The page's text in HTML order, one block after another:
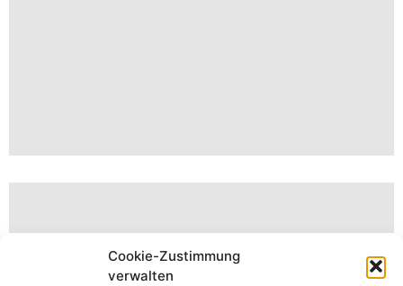
Cookie-Zustimmung
verwalten